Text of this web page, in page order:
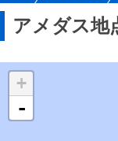
アメダス地
凡例はこちら
+
-